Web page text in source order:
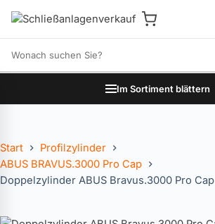
Im Sortiment blättern
Start
Profilzylinder
ABUS BRAVUS.3000 Pro Cap
Doppelzylinder ABUS Bravus.3000 Pro Cap